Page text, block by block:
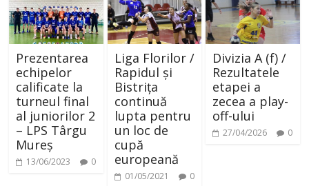
Prezentarea
echipelor
calificate la
turneul final
al juniorilor 2
– LPS Târgu
Mureș
13/06/2023 0
Liga Florilor /
Rapidul și
Bistrița
continuă
lupta pentru
un loc de
cupă
europeană
01/05/2021 0
Divizia A (f) /
Rezultatele
etapei a
zecea a play-
off-ului
27/04/2026 0